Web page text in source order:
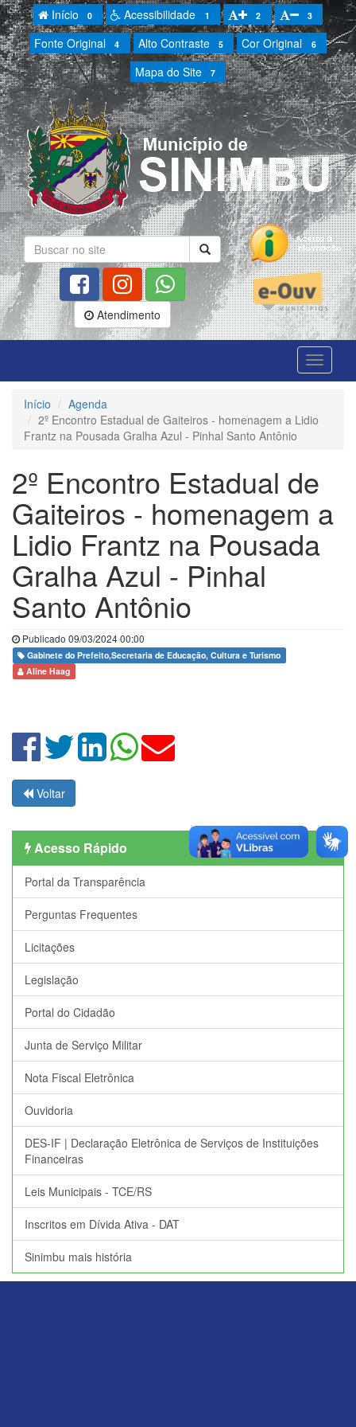
Início 0 Acessibilidade 1 2 3
Fonte Original 4 Alto Contraste 5 Cor Original 6
Mapa do Site 7
Atendimento
Início
Agenda
2º Encontro Estadual de Gaiteiros - homenagem a Lidio
Frantz na Pousada Gralha Azul - Pinhal Santo Antônio
2º Encontro Estadual de
Gaiteiros - homenagem a
Lidio Frantz na Pousada
Gralha Azul - Pinhal
Santo Antônio
Publicado 09/03/2024 00:00
Gabinete do Prefeito,Secretaria de Educação, Cultura e Turismo
Aline Haag
Voltar
Acesso Rápido
Portal da Transparência
Perguntas Frequentes
Licitações
Legislação
Portal do Cidadão
Junta de Serviço Militar
Nota Fiscal Eletrônica
Ouvidoria
DES-IF | Declaração Eletrônica de Serviços de Instituições
Financeiras
Leis Municipais - TCE/RS
Inscritos em Dívida Ativa - DAT
Sinimbu mais história